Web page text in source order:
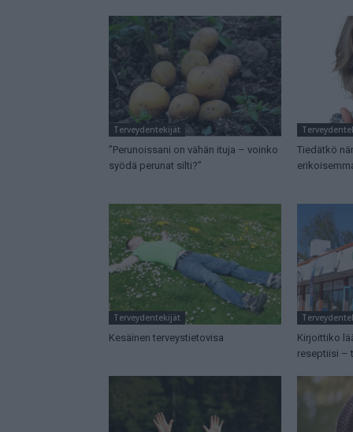
Terveydentekijät
”Perunoissani on vähän ituja – voinko
syödä perunat silti?”
Tiedätkö
Terveydentekijät
Kesäinen terveystietovisa
Kirjoittiko
reseptiisi –